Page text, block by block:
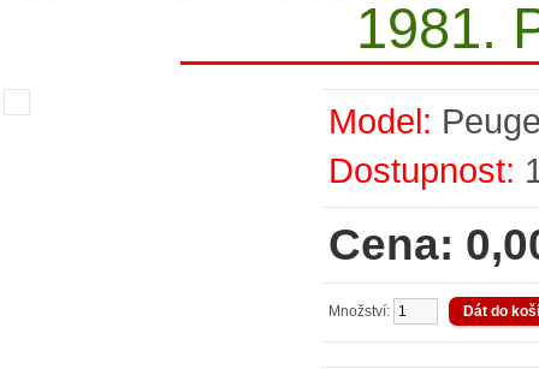
1981.
Model:
Dostupnost:
Cena:
Množství: